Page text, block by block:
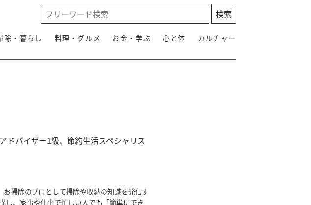
除・暮らし 料理・グルメ お金・学ぶ 心と体 カルチャー
ドバイザー1級、節約生活スペシャリス
掃除のプロとして掃除や収納の知識を発信す
し、家事や仕事で忙しい人でも「簡単にでき